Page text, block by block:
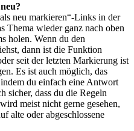
neu markieren“-Links in der
Thema wieder ganz nach oben
holen. Wenn du den
dann ist die Funktion
seit der letzten Markierung ist
Es ist auch möglich, das
du einfach eine Antwort
sicher, dass du die Regeln
meist nicht gerne gesehen,
alte oder abgeschlossene